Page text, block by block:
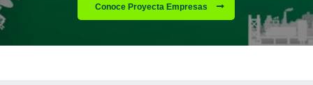
Conoce Proyecta Empresas